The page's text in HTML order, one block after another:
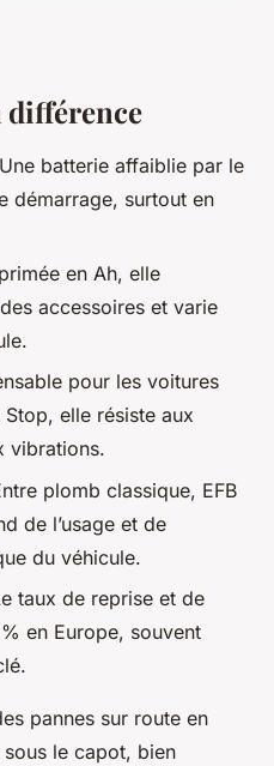
différence
batterie affaiblie par le
démarrage, surtout en
en Ah, elle
accessoires et varie
pour les voitures
elle résiste aux
vibrations.
plomb classique, EFB
de l’usage et de
du véhicule.
taux de reprise et de
en Europe, souvent
pannes sur route en
le capot, bien